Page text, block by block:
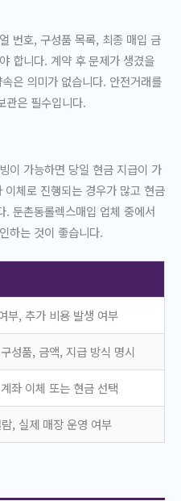
번호, 구성품 목록, 최종 매입 금
합니다. 계약 후 문제가 생겼을
은 의미가 없습니다. 안전거래를
관은 필수입니다.
이 가능하면 당일 현금 지급이 가
체로 진행되는 경우가 많고 현금
둔촌동롤렉스매입 업체 중에서
하는 것이 좋습니다.
부, 추가 비용 발생 여부
성품, 금액, 지급 방식 명시
좌 이체 또는 현금 선택
, 실제 매장 운영 여부